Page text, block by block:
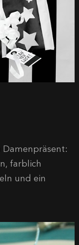
Damenpräsent:
farblich
und ein